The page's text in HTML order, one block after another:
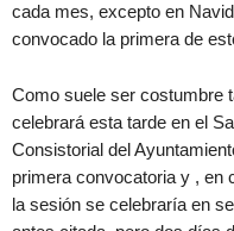
cada mes, excepto en
convocado la primera de
Como suele ser costumbre
celebrará esta tarde en el
Consistorial del
primera convocatoria y , en
la sesión se celebraría en